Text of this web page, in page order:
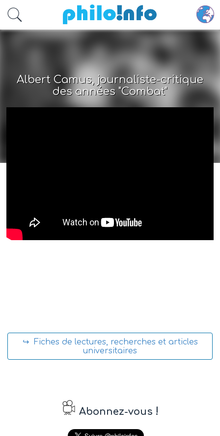
Accéder au contenu principal
Albert Camus, journaliste-critique
des années "Combat"
↪ Fiches de lectures, recherches et articles
universitaires
Abonnez-vous !